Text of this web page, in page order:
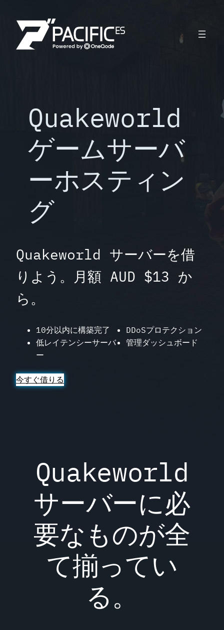
Quakeworld
ゲームサーバ
ーホスティン
グ
Quakeworld サーバーを借
りよう。月額 AUD $13 か
ら。
10分以内に構築完了
低レイテンシーサーバ
ー
DDoSプロテクション
管理ダッシュボード
今すぐ借りる
Quakeworld
サーバーに必
要なものが全
て揃ってい
る。